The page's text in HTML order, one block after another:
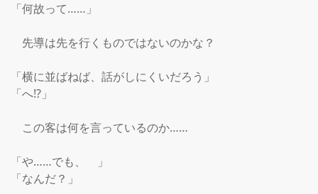
「何故って……」
先導は先を行くものではないのかな？
「横に並ばねば、話がしにくいだろう」
「へ⁉」
この客は何を言っているのか……
「や……でも、　」
「なんだ？」